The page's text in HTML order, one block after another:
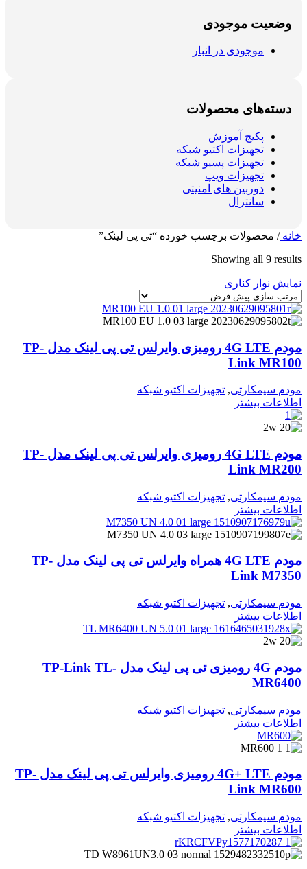
وضعیت موجودی
موجودی در انبار
دسته‌های محصولات
پکیج آموزش
تجهیزات اکتیو شبکه
تجهیزات پسیو شبکه
تجهیزات ویپ
دوربین های امنیتی
سانترال
خانه/ محصولات برچسب خورده “تی پی لینک”
Showing all 9 results
نمایش نوار کناری
مودم 4G LTE رومیزی وایرلس تی پی لینک مدل TP-
Link MR100
مودم سیمکارتی, تجهیزات اکتیو شبکه
اطلاعات بیشتر
مودم 4G LTE رومیزی وایرلس تی پی لینک مدل TP-
Link MR200
مودم سیمکارتی, تجهیزات اکتیو شبکه
اطلاعات بیشتر
مودم 4G LTE همراه وایرلس تی پی لینک مدل TP-
Link M7350
مودم سیمکارتی, تجهیزات اکتیو شبکه
اطلاعات بیشتر
مودم 4G رومیزی تی پی لینک مدل TP-Link TL-
MR6400
مودم سیمکارتی, تجهیزات اکتیو شبکه
اطلاعات بیشتر
مودم 4G+ LTE رومیزی وایرلس تی پی لینک مدل TP-
Link MR600
مودم سیمکارتی, تجهیزات اکتیو شبکه
اطلاعات بیشتر